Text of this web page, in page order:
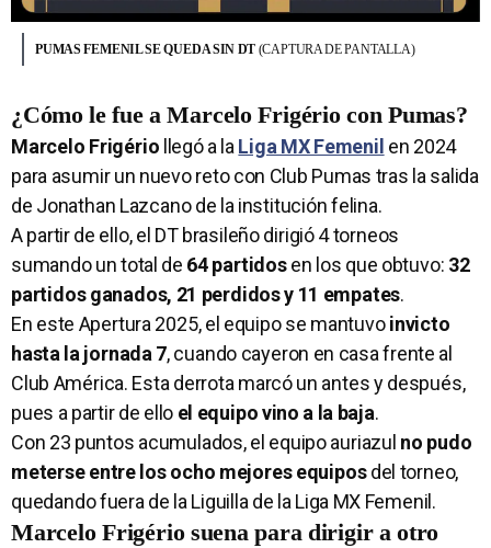
PUMAS FEMENIL SE QUEDA SIN DT (CAPTURA DE PANTALLA)
¿Cómo le fue a Marcelo Frigério con Pumas?
Marcelo Frigério llegó a la Liga MX Femenil en 2024
para asumir un nuevo reto con Club Pumas tras la salida
de Jonathan Lazcano de la institución felina.
A partir de ello, el DT brasileño dirigió 4 torneos
sumando un total de 64 partidosen los que obtuvo: 32
partidos ganados, 21 perdidos y 11 empates.
En este Apertura 2025, el equipo se mantuvoinvicto
hasta la jornada 7, cuando cayeron en casa frente al
Club América. Esta derrota marcó un antes y después,
pues a partir de ello el equipo vino a la baja.
Con 23 puntos acumulados, el equipo auriazul no pudo
meterse entre los ocho mejores equiposdel torneo,
quedando fuera de la Liguilla de la Liga MX Femenil.
Marcelo Frigério suena para dirigir a otro